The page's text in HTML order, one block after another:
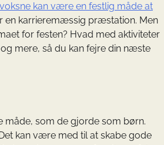
kan være en festlig måde at
en karrieremæssig præstation. Men
for festen? Hvad med aktiviteter
mere, så du kan fejre din næste
måde, som de gjorde som børn.
kan være med til at skabe gode